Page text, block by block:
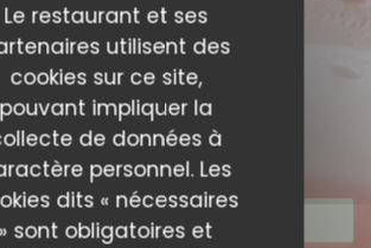
Le restaurant et ses
utilisent des
cookies sur ce site,
pouvant impliquer la
de données à
personnel. Les
dits « nécessaires
» sont obligatoires et
RÉSERVER